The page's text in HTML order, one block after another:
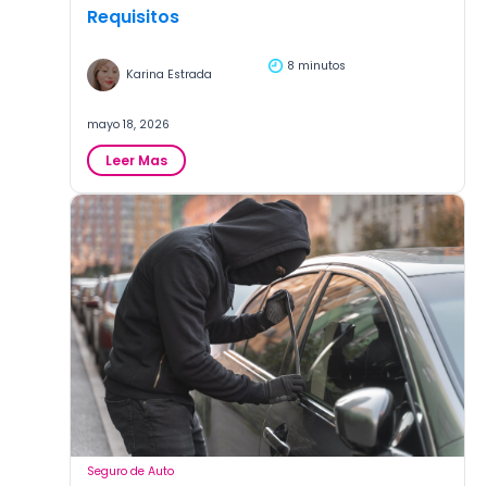
Requisitos
Karina Estrada
8 minutos
mayo 18, 2026
Leer Mas:
Cobertura
limitada
Mapfre
|
Precios
Requisitos
Seguro de Auto